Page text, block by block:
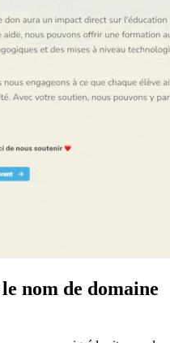
nom de domaine